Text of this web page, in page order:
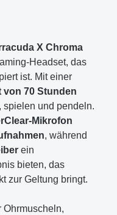
X Chroma
Headset, das
ist. Mit einer
von 70 Stunden
spielen und pendeln.
Mikrofon
, während
ein
bieten, das
zur Geltung bringt.
Ohrmuscheln,